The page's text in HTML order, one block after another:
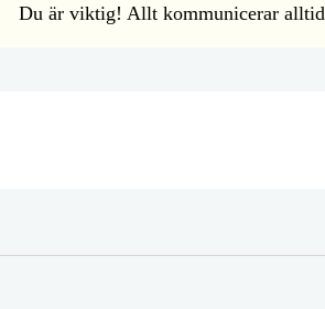
Du är viktig! Allt kommunicerar alltid